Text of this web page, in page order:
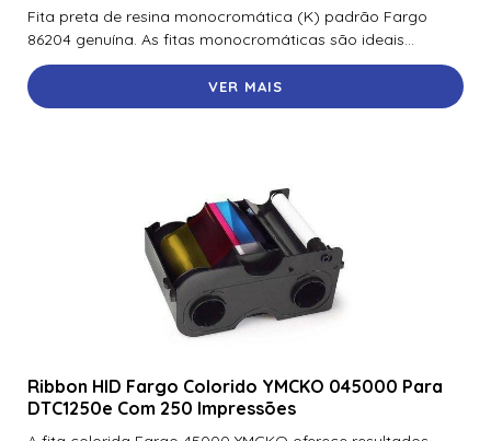
Fita preta de resina monocromática (K) padrão Fargo
86204 genuína. As fitas monocromáticas são ideais...
VER MAIS
Ribbon HID Fargo Colorido YMCKO 045000 Para
DTC1250e Com 250 Impressões